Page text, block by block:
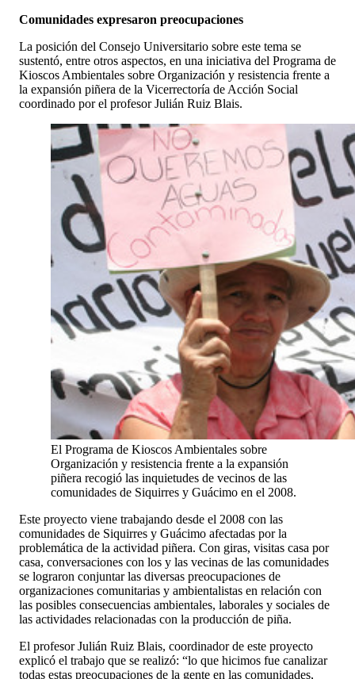
Comunidades expresaron preocupaciones
La posición del Consejo Universitario sobre este tema se
sustentó, entre otros aspectos, en una iniciativa del Programa de
Kioscos Ambientales sobre Organización y resistencia frente a
la expansión piñera de la Vicerrectoría de Acción Social
coordinado por el profesor Julián Ruiz Blais.
El Programa de Kioscos Ambientales sobre
Organización y resistencia frente a la expansión
piñera recogió las inquietudes de vecinos de las
comunidades de Siquirres y Guácimo en el 2008.
Este proyecto viene trabajando desde el 2008 con las
comunidades de Siquirres y Guácimo afectadas por la
problemática de la actividad piñera. Con giras, visitas casa por
casa, conversaciones con los y las vecinas de las comunidades
se lograron conjuntar las diversas preocupaciones de
organizaciones comunitarias y ambientalistas en relación con
las posibles consecuencias ambientales, laborales y sociales de
las actividades relacionadas con la producción de piña.
El profesor Julián Ruiz Blais, coordinador de este proyecto
explicó el trabajo que se realizó: “lo que hicimos fue canalizar
todas estas preocupaciones de la gente en las comunidades,